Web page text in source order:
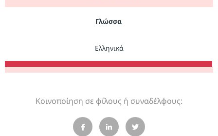
Γλώσσα
Ελληνικά
Κοινοποίηση σε φίλους ή συναδέλφους: